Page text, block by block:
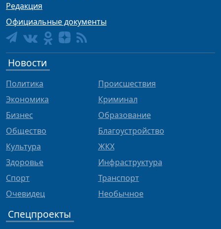
Редакция
Официальные документы
Новости
Политика
Экономика
Бизнес
Общество
Культура
Здоровье
Спорт
Очевидец
Происшествия
Криминал
Образование
Благоустройство
ЖКХ
Инфраструктура
Транспорт
Необычное
Спецпроекты